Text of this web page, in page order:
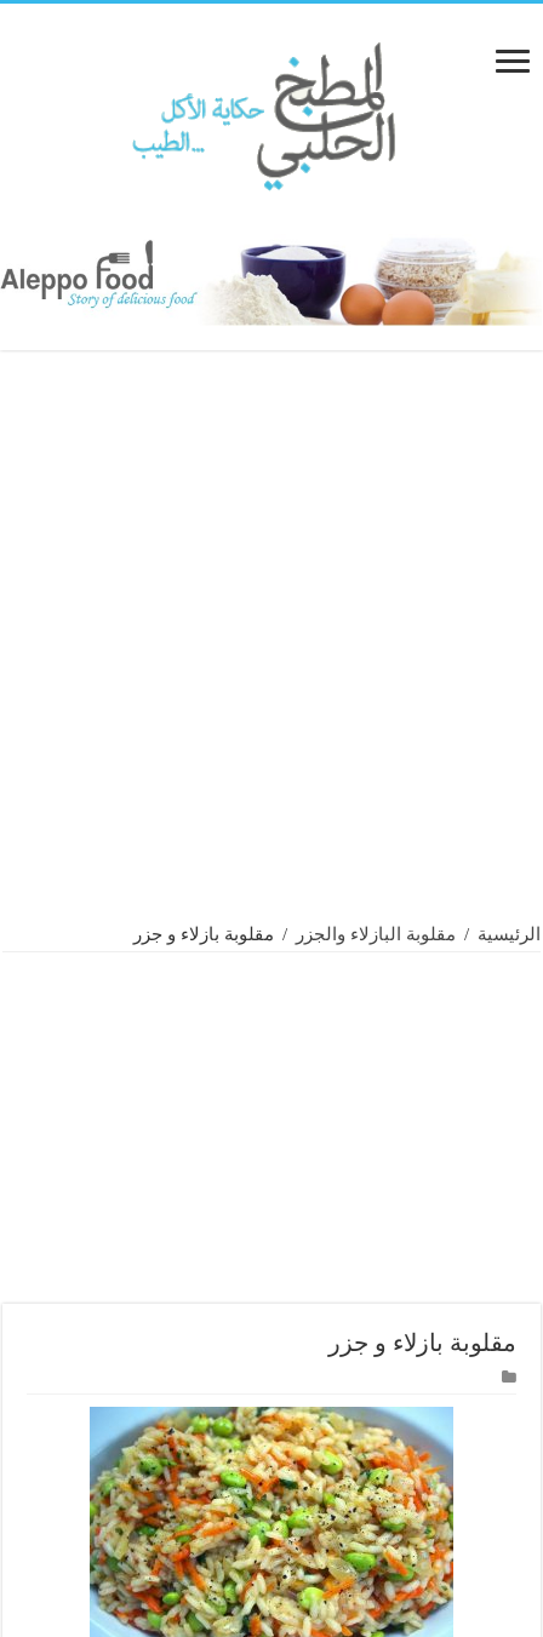
الرئيسية / مقلوبة البازلاء والجزر / مقلوبة بازلاء و جزر
مقلوبة بازلاء و جزر